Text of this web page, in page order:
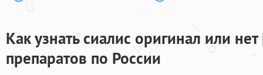
Как узнать сиалис оригинал или
препаратов по России